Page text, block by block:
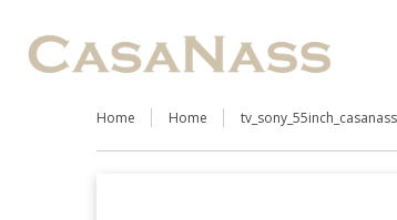
Home Home tv_sony_55inch_casanass